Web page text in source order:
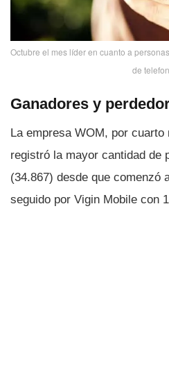
Octubre el mes lí­der en cuanto a
de
Ganadores y
La empresa WOM, por
registró la mayor cantidad de
(34.867) desde que comenzó
seguido por Vigin Mobile con